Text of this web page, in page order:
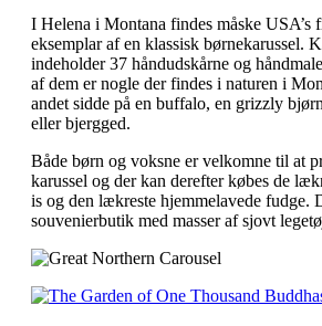
I Helena i Montana findes måske USA’s
eksemplar af en klassisk børnekarussel.
indeholder 37 håndudskårne og
af dem er nogle der findes i naturen i
andet sidde på en buffalo, en grizzly
eller bjergged.
Både børn og voksne er velkomne til at
karussel og der kan derefter købes de
is og den lækreste hjemmelavede fudge.
souvenierbutik med masser af sjovt